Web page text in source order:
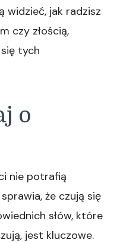
widzieć, jak radzisz
czy złością,
tych
o
nie potrafią
że czują się
słów, które
jest kluczowe.